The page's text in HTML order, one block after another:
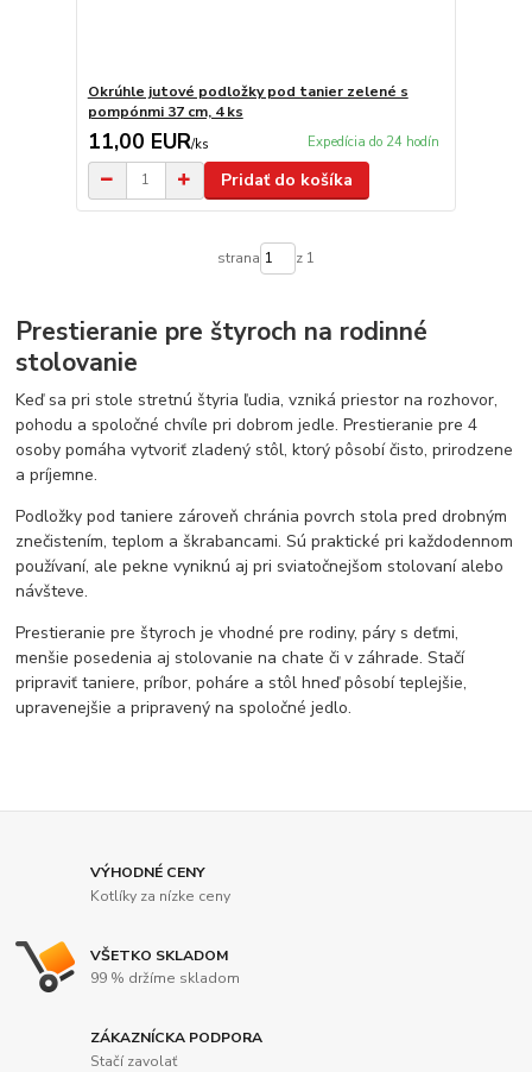
Okrúhle jutové podložky pod tanier zelené s
pompónmi 37 cm, 4 ks
11,00 EUR/ks Expedícia do 24 hodín
Pridať do košíka
strana z 1
Prestieranie pre štyroch na rodinné
stolovanie
Keď sa pri stole stretnú štyria ľudia, vzniká priestor na rozhovor,
pohodu a spoločné chvíle pri dobrom jedle. Prestieranie pre 4
osoby pomáha vytvoriť zladený stôl, ktorý pôsobí čisto, prirodzene
a príjemne.
Podložky pod taniere zároveň chránia povrch stola pred drobným
znečistením, teplom a škrabancami. Sú praktické pri každodennom
používaní, ale pekne vyniknú aj pri sviatočnejšom stolovaní alebo
návšteve.
Prestieranie pre štyroch je vhodné pre rodiny, páry s deťmi,
menšie posedenia aj stolovanie na chate či v záhrade. Stačí
pripraviť taniere, príbor, poháre a stôl hneď pôsobí teplejšie,
upravenejšie a pripravený na spoločné jedlo.
VÝHODNÉ CENY
Kotlíky za nízke ceny
VŠETKO SKLADOM
99 % držíme skladom
ZÁKAZNÍCKA PODPORA
Stačí zavolať